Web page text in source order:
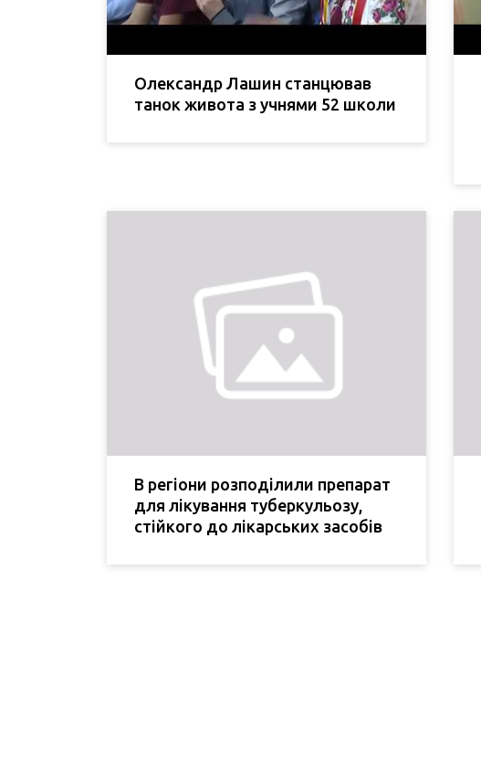
Олександр Лашин станцював
танок живота з учнями 52 школи
В регіони розподілили препарат
для лікування туберкульозу,
стійкого до лікарських засобів